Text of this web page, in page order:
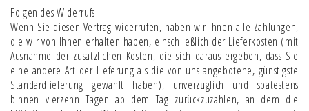
Folgen des Widerrufs
Wenn Sie diesen Vertrag widerrufen, haben wir Ihnen alle Zahlungen,
die wir von Ihnen erhalten haben, einschließlich der Lieferkosten (mit
Ausnahme der zusätzlichen Kosten, die sich daraus ergeben, dass Sie
eine andere Art der Lieferung als die von uns angebotene, günstigste
Standardlieferung gewählt haben), unverzüglich und spätestens
binnen vierzehn Tagen ab dem Tag zurückzuzahlen, an dem die